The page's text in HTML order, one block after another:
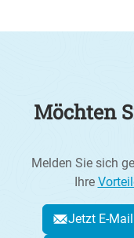
Möchten
Melden Sie sich
Ihre
Jetzt E-